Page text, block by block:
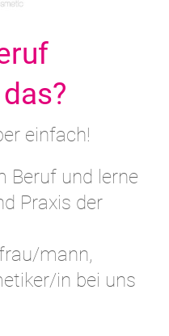
einfach!
Beruf und lerne
Praxis der
mann,
in bei uns